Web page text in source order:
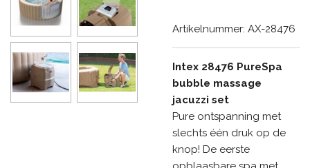
Artikelnummer: AX-28476
Intex 28476 PureSpa
bubble massage
jacuzzi set
Pure ontspanning met
slechts één druk op de
knop! De eerste